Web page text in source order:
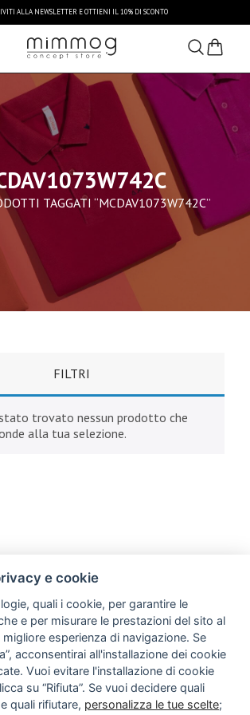
ALLA NEWSLETTER E OTTIENI IL 10% DI SCONTO
TAGGATI “MCDAV1073W742C”
FILTRI
trovato nessun prodotto che
alla tua selezione.
e cookie
quali i cookie, per garantire le
e per misurare le prestazioni del sito al
esperienza di navigazione. Se
acconsentirai all'installazione dei cookie
Vuoi evitare l'installazione di cookie
su “Rifiuta”. Se vuoi decidere quali
quali rifiutare, personalizza le tue scelte;